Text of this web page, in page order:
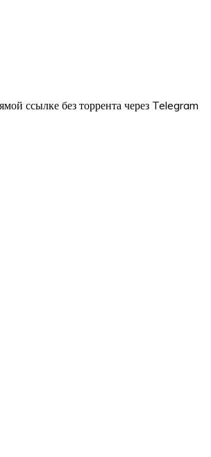
ссылке без торрента через Telegram